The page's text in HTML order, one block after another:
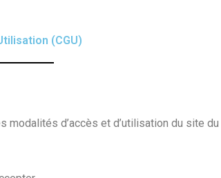
(CGU)
modalités d’accès et d’utilisation du site du